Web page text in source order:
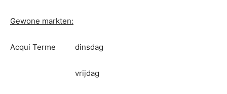
Gewone markten:
Acqui Terme dinsdag
vrijdag